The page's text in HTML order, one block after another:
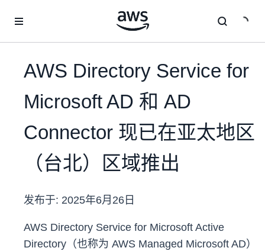
AWS Directory Service for
Microsoft AD 和 AD
Connector 现已在亚太地区
（台北）区域推出
发布于: 2025年6月26日
AWS Directory Service for Microsoft Active
Directory（也称为 AWS Managed Microsoft AD）